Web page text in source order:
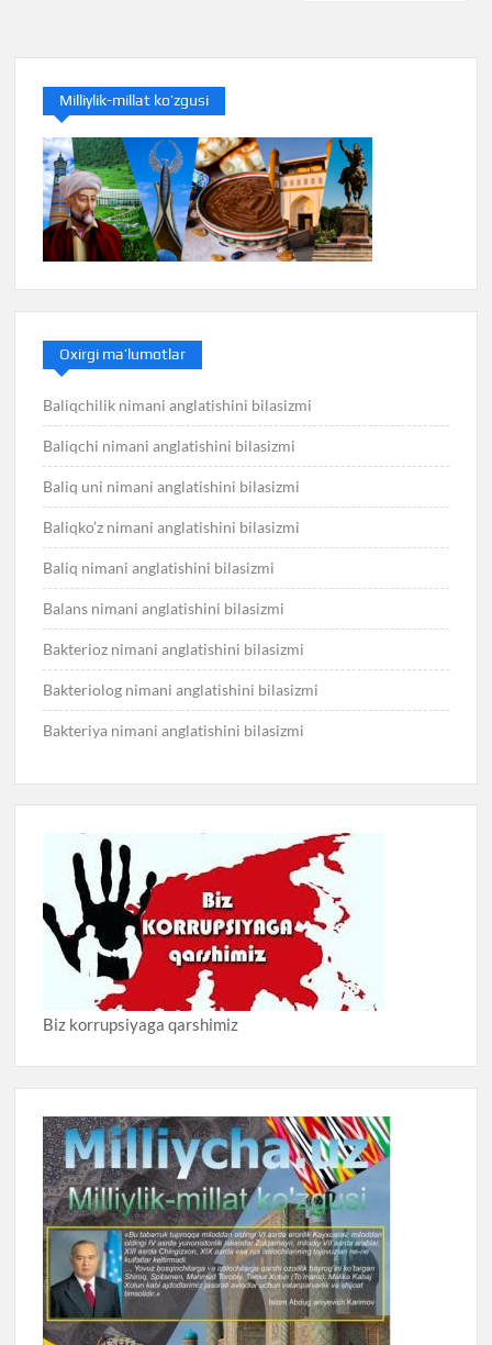
Milliylik-millat ko’zgusi
Oxirgi ma’lumotlar
Baliqchilik nimani anglatishini bilasizmi
Baliqchi nimani anglatishini bilasizmi
Baliq uni nimani anglatishini bilasizmi
Baliqko’z nimani anglatishini bilasizmi
Baliq nimani anglatishini bilasizmi
Balans nimani anglatishini bilasizmi
Bakterioz nimani anglatishini bilasizmi
Bakteriolog nimani anglatishini bilasizmi
Bakteriya nimani anglatishini bilasizmi
Biz korrupsiyaga qarshimiz